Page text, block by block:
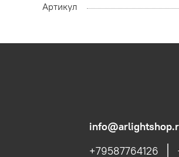
Артикул
+79587764126